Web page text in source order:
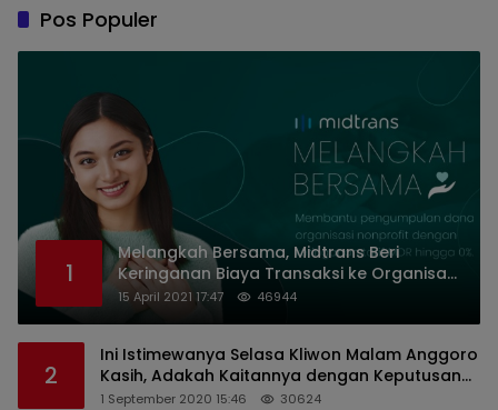
Pos Populer
1
Melangkah Bersama, Midtrans Beri
Keringanan Biaya Transaksi ke Organisasi
Nirlaba Indonesia
15 April 2021 17:47 46944
2
Ini Istimewanya Selasa Kliwon Malam Anggoro
Kasih, Adakah Kaitannya dengan Keputusan
PDIP?
1 September 2020 15:46 30624